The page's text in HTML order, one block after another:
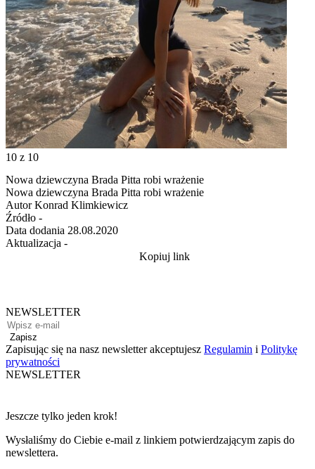
10 z 10
Nowa dziewczyna Brada Pitta robi wrażenie
Nowa dziewczyna Brada Pitta robi wrażenie
Autor Konrad Klimkiewicz
Źródło -
Data dodania 28.08.2020
Aktualizacja -
Kopiuj link
NEWSLETTER
Zapisz
Zapisując się na nasz newsletter akceptujesz Regulamin i Politykę
prywatności
NEWSLETTER
Jeszcze tylko jeden krok!
Wysłaliśmy do Ciebie e-mail z linkiem potwierdzającym zapis do
newslettera.